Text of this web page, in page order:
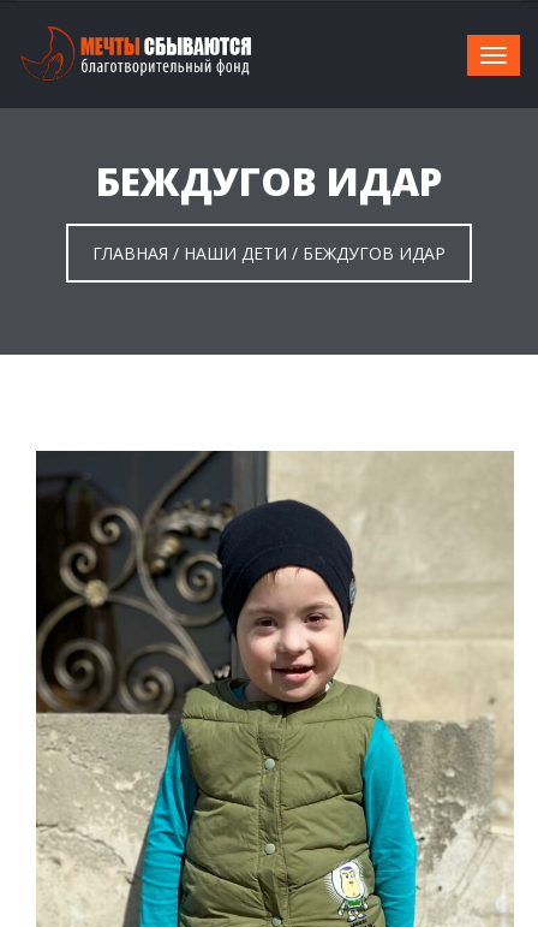
БЕЖДУГОВ ИДАР
ГЛАВНАЯ / НАШИ ДЕТИ / БЕЖДУГОВ ИДАР